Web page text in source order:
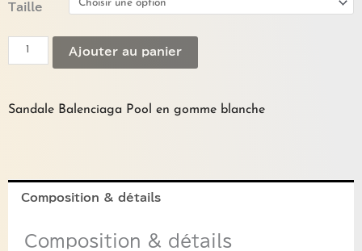
Taille
Sandales
"POOL"
BALENCIAGA
Ajouter au panier
Sandale Balenciaga Pool en gomme blanche
Composition & détails
Composition & détails